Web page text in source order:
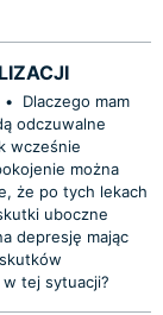
•
Dlaczego mam
odczuwalne
wcześnie
można
że po tych lekach
uboczne
depresję mając
tej sytuacji?